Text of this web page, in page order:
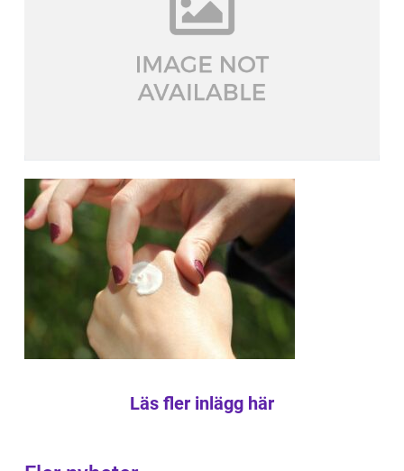
Läs fler inlägg här